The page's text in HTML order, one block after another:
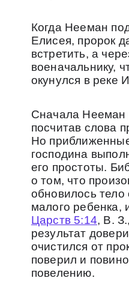
Когда Нееман
Елисея, пророк
встретить, а
военачальнику,
окунулся в реке
Сначала Нееман
посчитав слова
Но
господина
его простоты.
о том, что
обновилось тело
малого ребенка,
Царств 5:14, В.
результат
очистился от
поверил и
повелению.